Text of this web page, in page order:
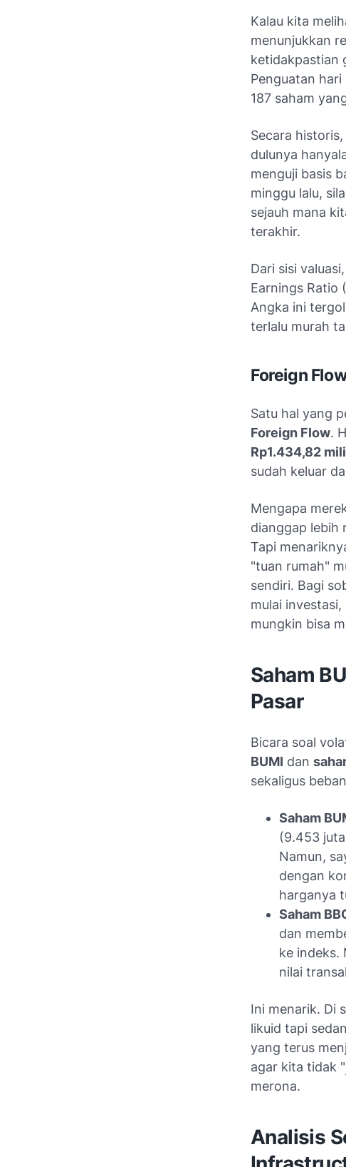
Kalau kita
menunjukkan
ketidakpastian
Penguatan
187 saham
Secara
dulunya
menguji basis
minggu lalu,
sejauh mana
terakhir.
Dari sisi
Earnings Ratio
Angka ini
terlalu murah
Foreign
Satu hal yang
Foreign Flow.
Rp1.434,82
sudah keluar
Mengapa
dianggap lebih
Tapi
"tuan rumah"
sendiri. Bagi
mulai
mungkin bisa
Saham
Pasar
Bicara soal
BUMI dan
sekaligus
Saham
(9.453
Namun,
dengan
harganya
Saham
dan
ke indeks.
nilai
Ini menarik. Di
likuid tapi
yang terus
agar kita tidak "
merona.
Analisis